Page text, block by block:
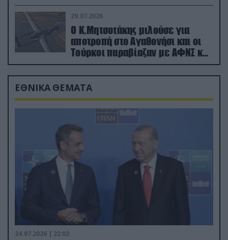
29.07.2026
Ο Κ.Μητσοτάκης μιλούσε για
αποτροπή στο Αγαθονήσι και οι
Τούρκοι παραβίαζαν με ΑΦΝΣ και
drone
ΕΘΝΙΚΑ ΘΕΜΑΤΑ
24.07.2026 | 22:02